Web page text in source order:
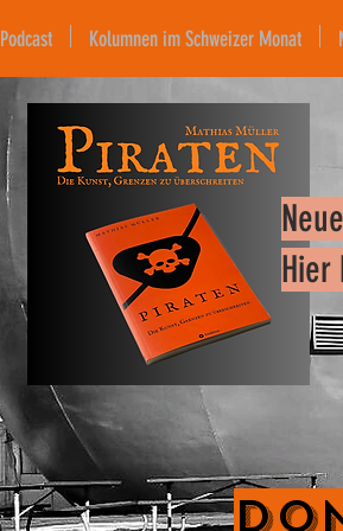
Podcast Kolumnen im Schweizer Monat